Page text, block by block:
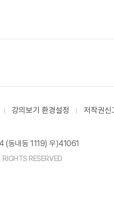
강의보기 환경설정 저작권신
(동내동 1119) 우)41061
RESERVED